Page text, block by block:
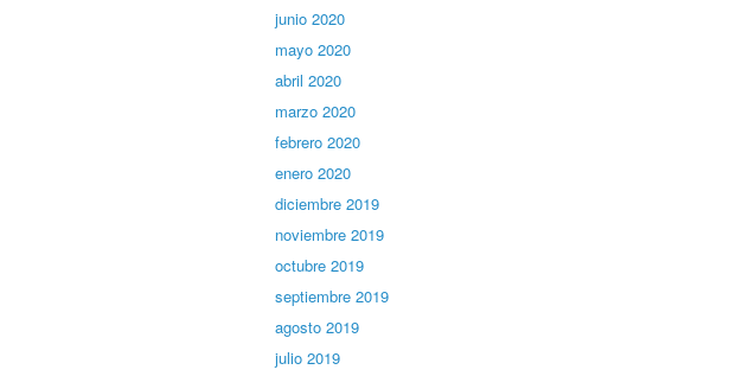
junio 2020
mayo 2020
abril 2020
marzo 2020
febrero 2020
enero 2020
diciembre 2019
noviembre 2019
octubre 2019
septiembre 2019
agosto 2019
julio 2019